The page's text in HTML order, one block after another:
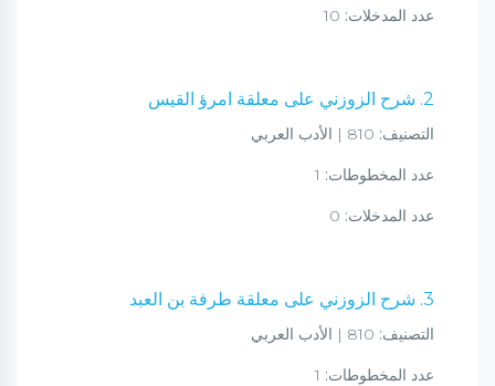
عدد المدخلات:
2. شرح الزوزني على معلقة امرؤ القيس
التصنيف:
عدد المخطوطات:
عدد المدخلات:
3. شرح الزوزني على معلقة طرفة بن العبد
التصنيف:
عدد المخطوطات: